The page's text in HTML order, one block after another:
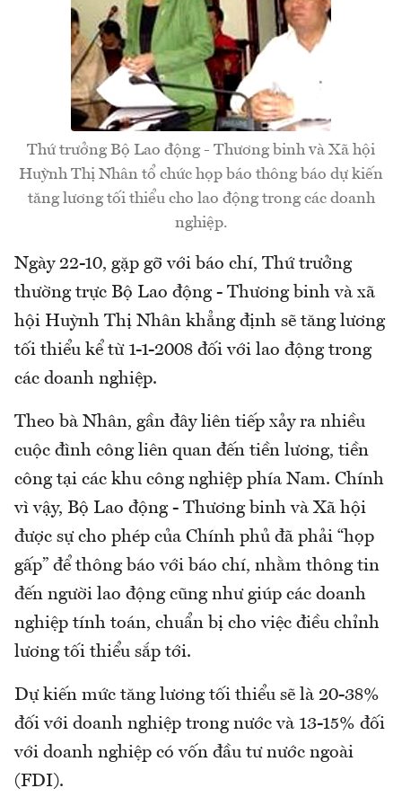
Thứ trưởng Bộ Lao động - Thương binh và Xã hội
Huỳnh Thị Nhân tổ chức họp báo thông báo dự kiến
tăng lương tối thiểu cho lao động trong các doanh
nghiệp.
Ngày 22-10, gặp gỡ với báo chí, Thứ trưởng
thường trực Bộ Lao động - Thương binh và xã
hội Huỳnh Thị Nhân khẳng định sẽ tăng lương
tối thiểu kể từ 1-1-2008 đối với lao động trong
các doanh nghiệp.
Theo bà Nhân, gần đây liên tiếp xảy ra nhiều
cuộc đình công liên quan đến tiền lương, tiền
công tại các khu công nghiệp phía Nam. Chính
vì vậy, Bộ Lao động - Thương binh và Xã hội
được sự cho phép của Chính phủ đã phải “họp
gấp” để thông báo với báo chí, nhằm thông tin
đến người lao động cũng như giúp các doanh
nghiệp tính toán, chuẩn bị cho việc điều chỉnh
lương tối thiểu sắp tới.
Dự kiến mức tăng lương tối thiểu sẽ là 20-38%
đối với doanh nghiệp trong nước và 13-15% đối
với doanh nghiệp có vốn đầu tư nước ngoài
(FDI).